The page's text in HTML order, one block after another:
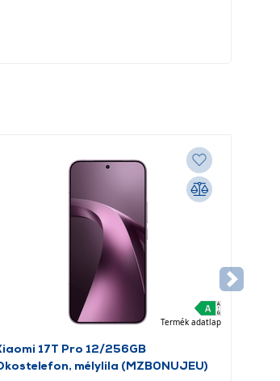
Termék adatlap
17T Pro 12/256GB
mélylila (MZB0NUJEU)